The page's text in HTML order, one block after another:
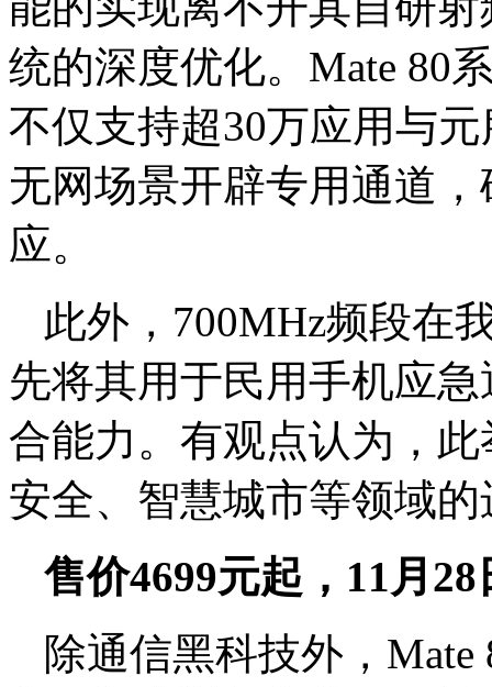
统的深度优化。Mate 80
不仅支持超30万应用与
无网场景开辟专用通道
应。
此外，700MHz频段在
先将其用于民用手机应
合能力。有观点认为，
安全、智慧城市等领域
售价4699元起，11月
除通信黑科技外，